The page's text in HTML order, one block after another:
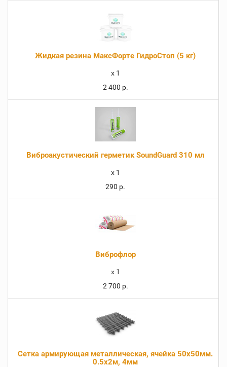
Жидкая резина МаксФорте ГидроСтоп (5 кг)
x 1
2 400 р.
Виброакустический герметик SoundGuard 310 мл
x 1
290 р.
Виброфлор
x 1
2 700 р.
Сетка армирующая металлическая, ячейка 50х50мм.
0.5х2м, 4мм